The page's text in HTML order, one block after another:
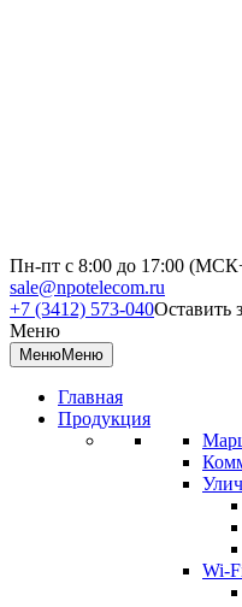
Пн-пт с 8:00 до 17:00
sale@npotelecom.ru
+7 (3412) 573-040Оставить
Меню
МенюМеню
Главная
Продукция
Wi-